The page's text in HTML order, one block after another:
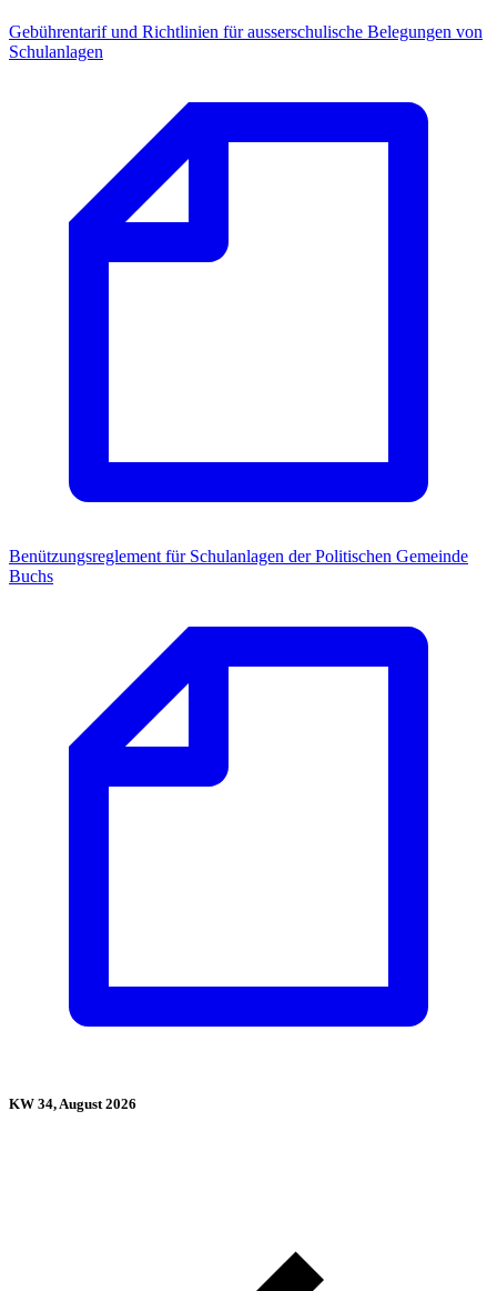
Gebührentarif und Richtlinien für ausserschulische Belegungen von
Schulanlagen
Benützungsreglement für Schulanlagen der Politischen Gemeinde
Buchs
KW 34, August 2026